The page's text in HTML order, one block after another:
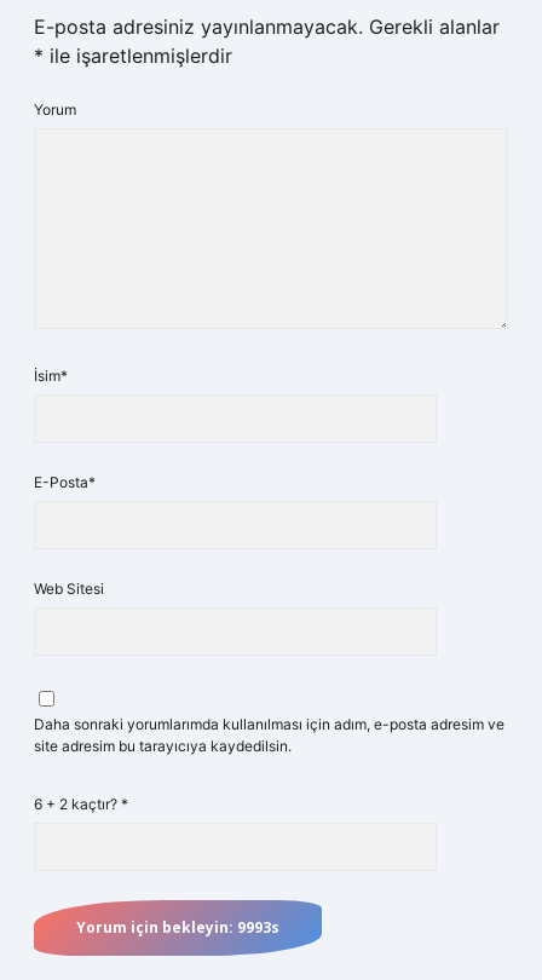
E-posta adresiniz yayınlanmayacak. Gerekli alanlar
* ile işaretlenmişlerdir
Yorum
İsim*
E-Posta*
Web Sitesi
Daha sonraki yorumlarımda kullanılması için adım, e-posta adresim ve
site adresim bu tarayıcıya kaydedilsin.
6 + 2 kaçtır? *